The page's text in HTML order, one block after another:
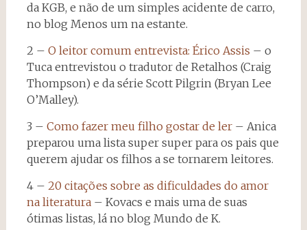
da KGB, e não de um simples acidente de carro,
no blog Menos um na estante.
2 – O leitor comum entrevista: Érico Assis – o
Tuca entrevistou o tradutor de Retalhos (Craig
Thompson) e da série Scott Pilgrin (Bryan Lee
O’Malley).
3 – Como fazer meu filho gostar de ler– Anica
preparou uma lista super super para os pais que
querem ajudar os filhos a se tornarem leitores.
4 – 20 citações sobre as dificuldades do amor
na literatura– Kovacs e mais uma de suas
ótimas listas, lá no blog Mundo de K.